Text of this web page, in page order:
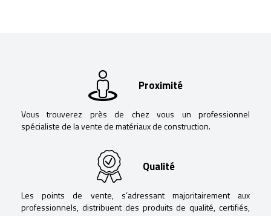
Proximité
Vous trouverez près de chez vous un professionnel
spécialiste de la vente de matériaux de construction.
Qualité
Les points de vente, s’adressant majoritairement aux
professionnels, distribuent des produits de qualité, certifiés,